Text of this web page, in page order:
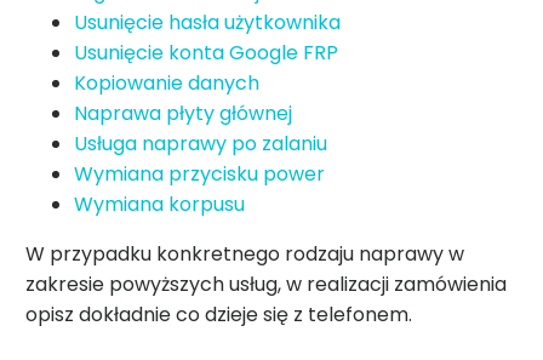
Usunięcie hasła użytkownika
Usunięcie konta Google FRP
Kopiowanie danych
Naprawa płyty głównej
Usługa naprawy po zalaniu
Wymiana przycisku power
Wymiana korpusu
W przypadku konkretnego rodzaju naprawy w
zakresie powyższych usług, w realizacji zamówienia
opisz dokładnie co dzieje się z telefonem.